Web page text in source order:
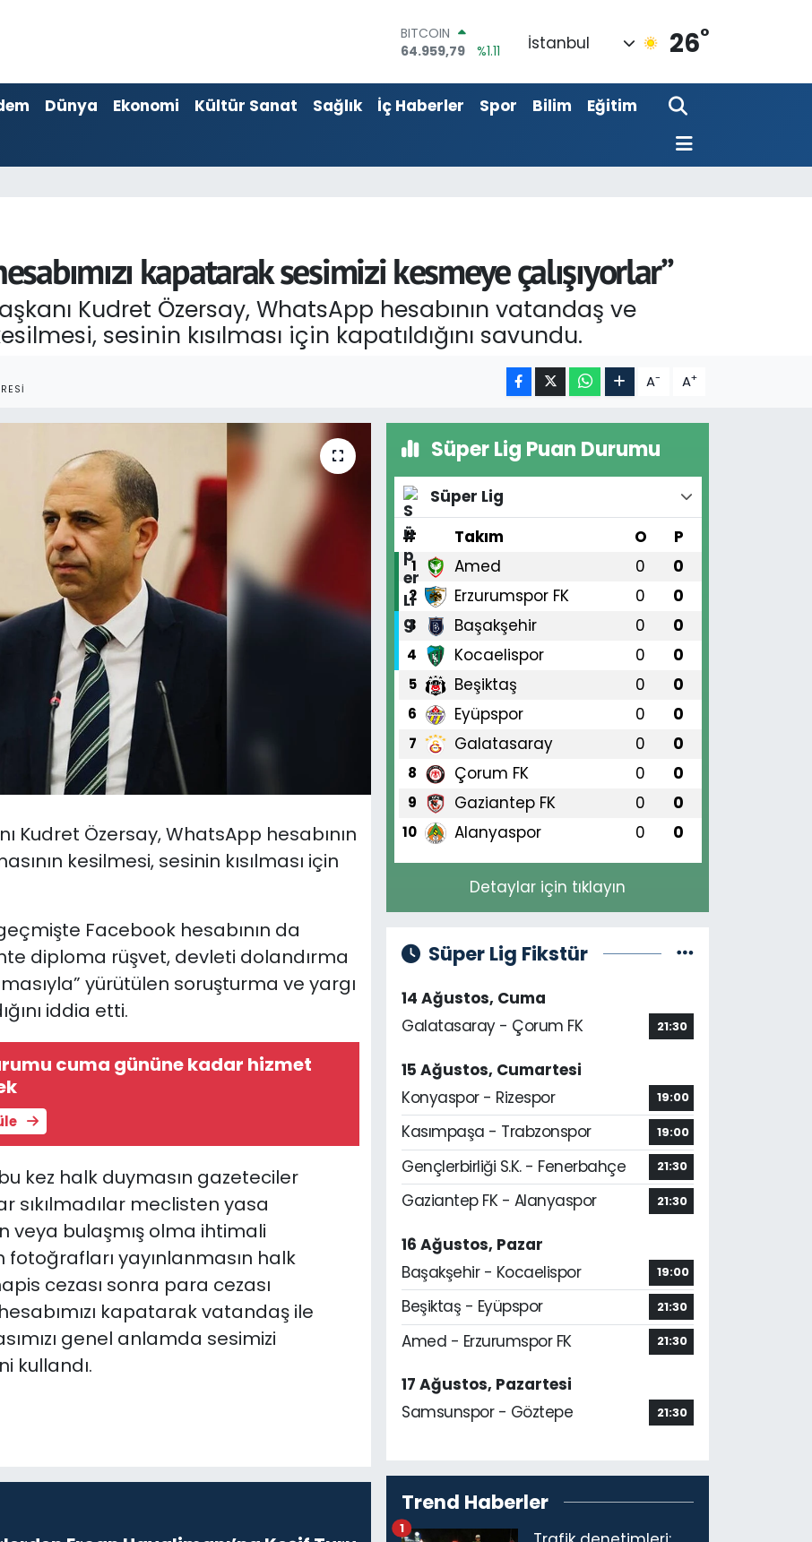
DOLAR
47,7436
%0.18
STERLİN
6660.55
%0.03
İstanbul 26°
Dünya Ekonomi Kültür Sanat Sağlık İç Haberler Spor Bilim
Eğitim
kapatarak sesimizi kesmeye çalışıyorlar”
Kudret Özersay, WhatsApp hesabının vatandaş ve
sesinin kısılması için kapatıldığını savundu.
A- A+
Kudret Özersay,WhatsApp hesabının
kesilmesi, sesinin kısılması için
eçmişte Facebook hesabının da
diploma rüşvet, devleti dolandırma
yürütülen soruşturma ve yargı
iddia etti.
cuma gününe kadar hizmet
kez halk duymasın gazeteciler
sıkılmadılar meclisten yasa
veya bulaşmış olma ihtimali
fotoğrafları yayınlanmasın halk
cezası sonra para cezası
kapatarak vatandaş ile
genel anlamda sesimizi
kullandı.
Süper Lig Puan Durumu
Süper Lig
#
Takım O P
1 Amed 0 0
2 Erzurumspor FK 0 0
3 Başakşehir 0 0
4 Kocaelispor 0 0
5 Beşiktaş 0 0
6 Eyüpspor 0 0
7 Galatasaray 0 0
8 Çorum FK 0 0
9 Gaziantep FK 0 0
10 Alanyaspor 0 0
Detaylar için tıklayın
Süper Lig Fikstür
14 Ağustos, Cuma
Galatasaray - Çorum FK
21:30
15 Ağustos, Cumartesi
Konyaspor - Rizespor
19:00
Kasımpaşa - Trabzonspor 19:00
Gençlerbirliği S.K. - Fenerbahçe 21:30
Gaziantep FK - Alanyaspor 21:30
16 Ağustos, Pazar
Başakşehir - Kocaelispor
19:00
Beşiktaş - Eyüpspor 21:30
Amed - Erzurumspor FK 21:30
17 Ağustos, Pazartesi
Samsunspor - Göztepe
21:30
Trend Haberler
1